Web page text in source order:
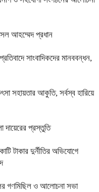
আহম্মেদ প্রধান
সাংবাদিকদের মানববন্ধন,
সহায়তার আকুতি, সর্বস্ব হারিয়ে
প্রস্তুতি
টাকার দুর্নীতির অভিযোগে
গণমিছিল ও আলোচনা সভা